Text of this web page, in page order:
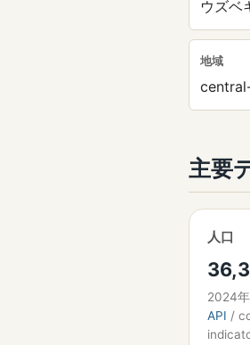
ウズベ
地域
主要
人口
2024
API /